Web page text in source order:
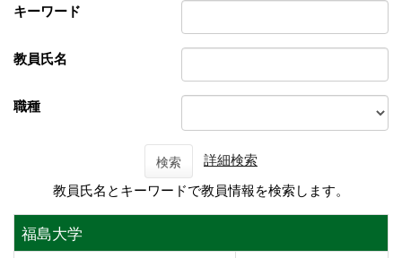
キーワード
教員氏名
職種
検索
詳細検索
教員氏名とキーワードで教員情報を検索します。
福島大学